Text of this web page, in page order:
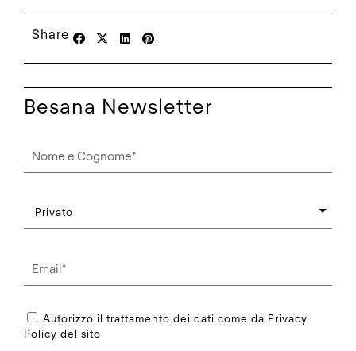
Share
Besana Newsletter
Autorizzo il trattamento dei dati come da Privacy
Policy del sito